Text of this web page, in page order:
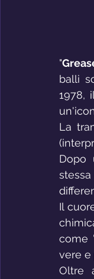
"
balli
1978,
La
Dopo
Il
come
vere e
Oltre